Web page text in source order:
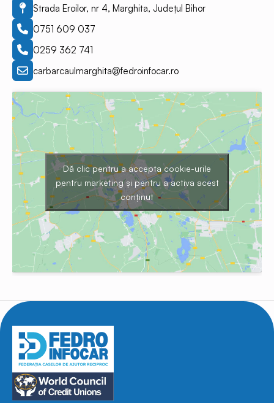
Strada Eroilor, nr 4, Marghita, Județul Bihor
0751 609 037
0259 362 741
carbarcaulmarghita@fedroinfocar.ro
Dă clic pentru a accepta cookie-urile
pentru marketing și pentru a activa acest
conținut